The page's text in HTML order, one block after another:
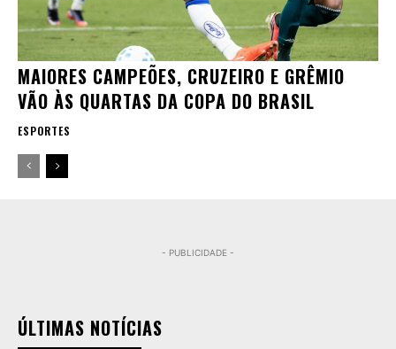
MAIORES CAMPEÕES, CRUZEIRO E GRÊMIO
VÃO ÀS QUARTAS DA COPA DO BRASIL
ESPORTES
- PUBLICIDADE -
ÚLTIMAS NOTÍCIAS